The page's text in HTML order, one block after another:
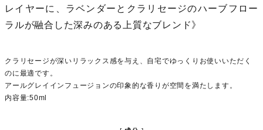
レイヤーに、ラベンダーとクラリセージのハーブフロー
ラルが融合した深みのある上質なブレンド》
クラリセージが深いリラックス感を与え、自宅でゆっくりお使いいただく
のに最適です。
アールグレイインフュージョンの印象的な香りが空間を満たします。
内容量:50ml